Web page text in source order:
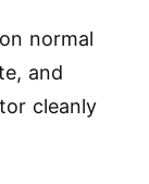
normal
and
cleanly